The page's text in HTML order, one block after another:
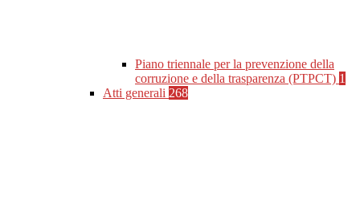
Piano triennale per la prevenzione della
corruzione e della trasparenza (PTPCT) 1
Atti generali 268